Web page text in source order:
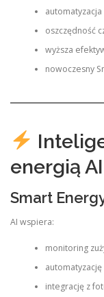
oszczędność
wyższa
nowoczesny
energią AI
Smart
AI wspiera:
monitoring
integrację z